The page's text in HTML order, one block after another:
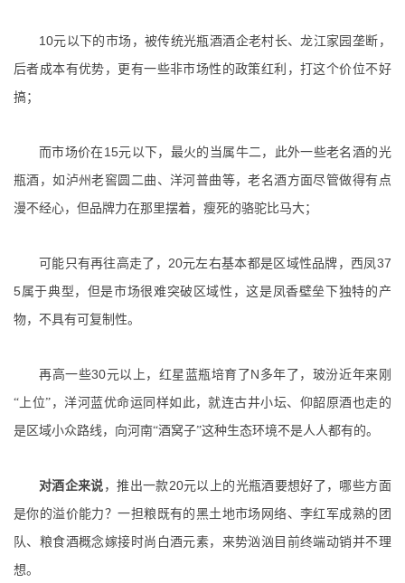
10元以下的市场， 被传统光瓶酒酒企老村长、龙江家园垄断，
后者成本有优势，更有一些非市场性的政策红利，打这个价位不好
搞；
而市场价在15元以下， 最火的当属牛二，此外一些老名酒的光
瓶酒，如泸州老窖圆二曲、洋河普曲等，老名酒方面尽管做得有点
漫不经心，但品牌力在那里摆着，瘦死的骆驼比马大；
可能只有再往高走了， 20元左右基本都是区域性品牌 ，西凤37
5属于典型，但是市场很难突破区域性，这是凤香壁垒下独特的产
物，不具有可复制性。
再高一些30元以上， 红星蓝瓶培育了 N 多年了，玻汾近年来刚
“上位”，洋河蓝优命运同样如此，就连古井小坛、仰韶原酒也走的
是区域小众路线，向河南“酒窝子”这种生态环境不是人人都有的。
对酒企来说 ，推出一款20元以上的光瓶酒要想好了，哪些方面
是你的溢价能力？一担粮既有的黑土地市场网络、李红军成熟的团
队、粮食酒概念嫁接时尚白酒元素，来势汹汹目前终端动销并不理
想。